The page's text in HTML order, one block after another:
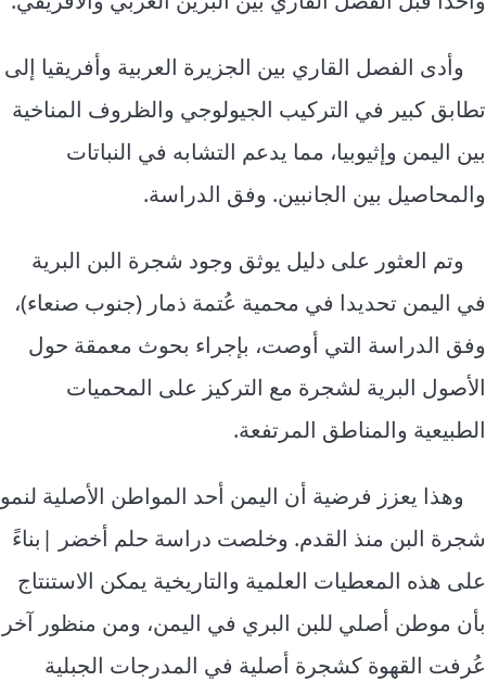
وأدى الفصل القاري بين الجزيرة العربية وأفريقيا إلى
تطابق كبير في التركيب الجيولوجي والظروف المناخية
بين اليمن وإثيوبيا، مما يدعم التشابه في النباتات
والمحاصيل بين الجانبين. وفق الدراسة.
وتم العثور على دليل يوثق وجود شجرة البن البرية
في اليمن تحديدا في محمية عُتمة ذمار (جنوب صنعاء)،
وفق الدراسة التي أوصت، بإجراء بحوث معمقة حول
الأصول البرية لشجرة مع التركيز على المحميات
الطبيعية والمناطق المرتفعة.
وهذا يعزز فرضية أن اليمن أحد المواطن الأصلية لنمو
شجرة البن منذ القدم. وخلصت دراسة حلم أخضر |بناءً
على هذه المعطيات العلمية والتاريخية يمكن الاستنتاج
بأن موطن أصلي للبن البري في اليمن، ومن منظور آخر
عُرفت القهوة كشجرة أصلية في المدرجات الجبلية